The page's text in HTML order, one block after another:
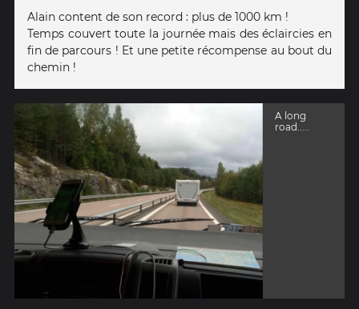
Alain content de son record : plus de 1000 km !
Temps couvert toute la journée mais des éclaircies en
fin de parcours ! Et une petite récompense au bout du
chemin !
A long
road.....